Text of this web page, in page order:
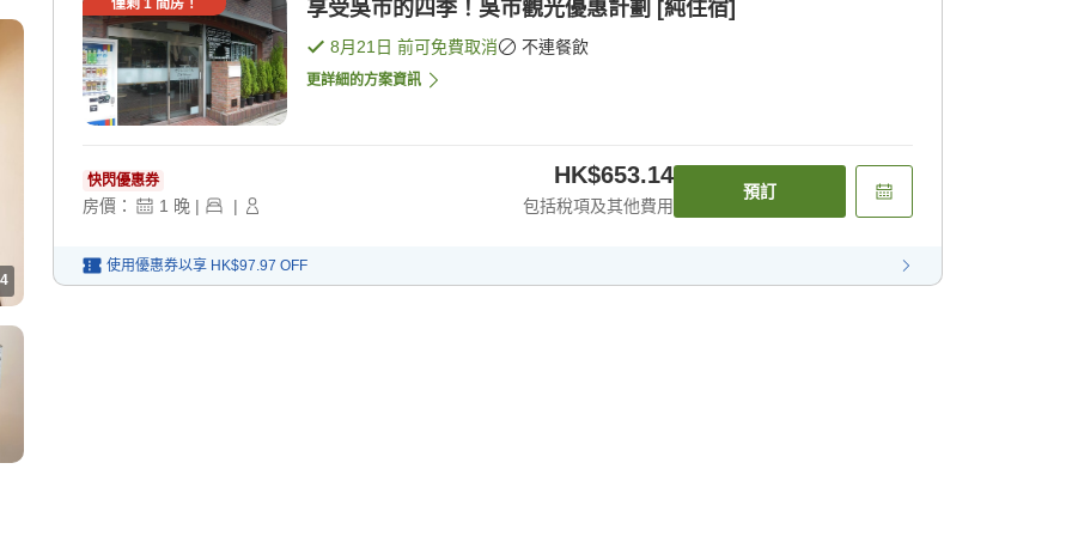
4
僅剩 1間房！ 享受吳市的四季！吳市觀光優惠計劃 [純住宿]
8月21日 前可免費取消 不連餐飲
更詳細的方案資訊
快閃優惠券
房價： 1 晚 | |
HK$653.14
包括稅項及其他費用
預訂
使用優惠券以享 HK$97.97 OFF